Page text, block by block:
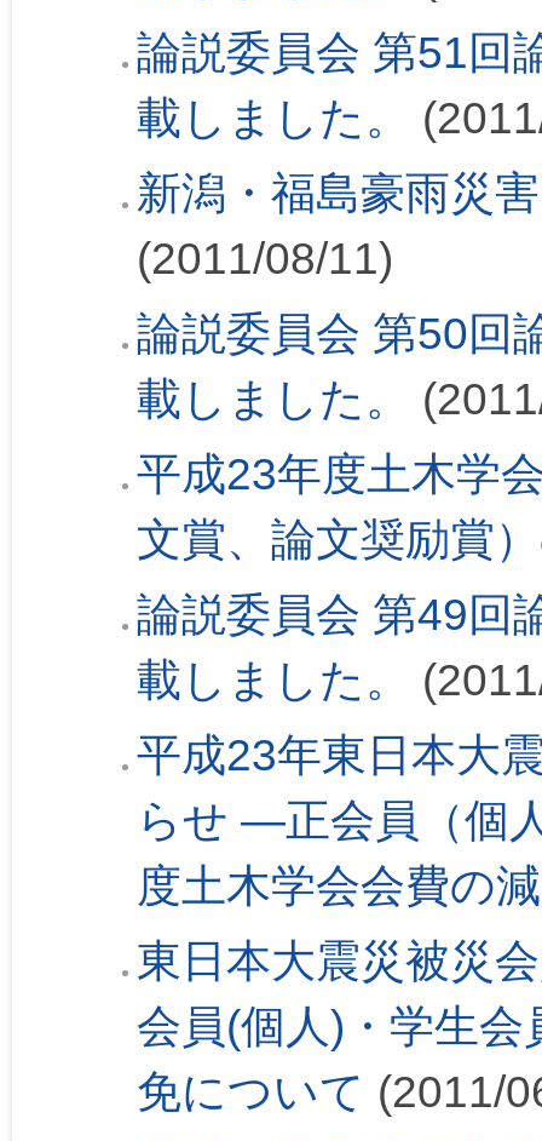
論説委員会 第51回
載しました。
新潟・福島豪雨災
(2011/08/11)
論説委員会 第50回
載しました。
平成23年度土木学
文賞、論文奨励賞
論説委員会 第49回
載しました。
平成23年東日本大
らせ ―正会員（個
度土木学会会費の
東日本大震災被災
会員(個人)・学生
免について (2011/